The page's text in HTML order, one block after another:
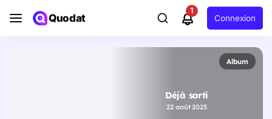
Quodat
1
Connexion
Album
Déjà sorti
22 août 2025